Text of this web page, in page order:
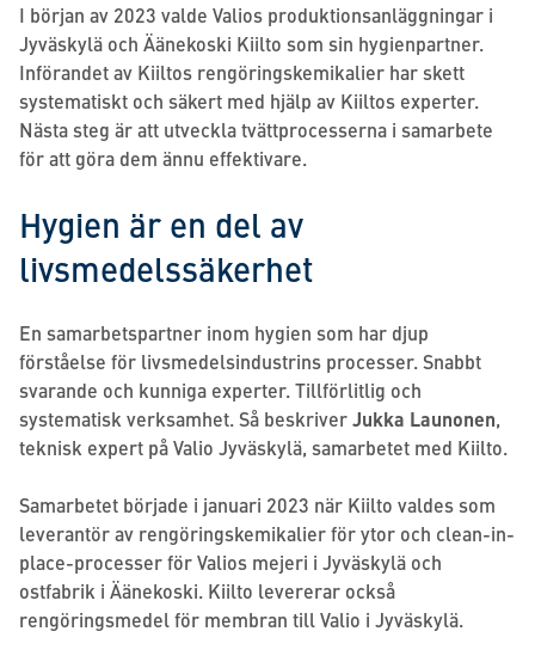
I början av 2023 valde Valios produktionsanläggningar i
Jyväskylä och Äänekoski Kiilto som sin hygienpartner.
Införandet av Kiiltos rengöringskemikalier har skett
systematiskt och säkert med hjälp av Kiiltos experter.
Nästa steg är att utveckla tvättprocesserna i samarbete
för att göra dem ännu effektivare.
Hygien är en del av
livsmedelssäkerhet
En samarbetspartner inom hygien som har djup
förståelse för livsmedelsindustrins processer. Snabbt
svarande och kunniga experter. Tillförlitlig och
systematisk verksamhet. Så beskriverJukka Launonen,
teknisk expert på Valio Jyväskylä, samarbetet med Kiilto.
Samarbetet började i januari 2023 när Kiilto valdes som
leverantör av rengöringskemikalier för ytor och clean-in-
place-processer för Valios mejeri i Jyväskylä och
ostfabrik i Äänekoski. Kiilto levererar också
rengöringsmedel för membran till Valio i Jyväskylä.